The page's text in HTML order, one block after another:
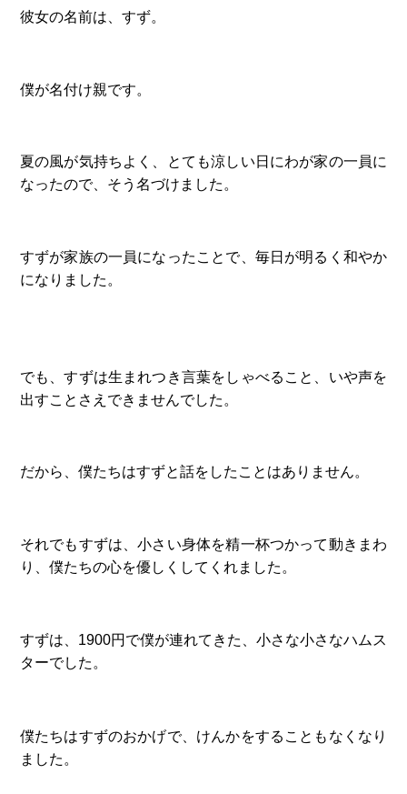
彼女の名前は、すず。
僕が名付け親です。
夏の風が気持ちよく、とても涼しい日にわが家の一員に
なったので、そう名づけました。
すずが家族の一員になったことで、毎日が明るく和やか
になりました。
でも、すずは生まれつき言葉をしゃべること、いや声を
出すことさえできませんでした。
だから、僕たちはすずと話をしたことはありません。
それでもすずは、小さい身体を精一杯つかって動きまわ
り、僕たちの心を優しくしてくれました。
すずは、1900円で僕が連れてきた、小さな小さなハムス
ターでした。
僕たちはすずのおかげで、けんかをすることもなくなり
ました。